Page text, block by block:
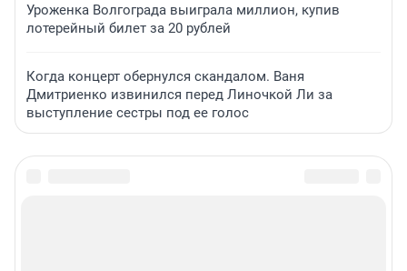
Уроженка Волгограда выиграла миллион, купив
лотерейный билет за 20 рублей
Когда концерт обернулся скандалом. Ваня
Дмитриенко извинился перед Линочкой Ли за
выступление сестры под ее голос